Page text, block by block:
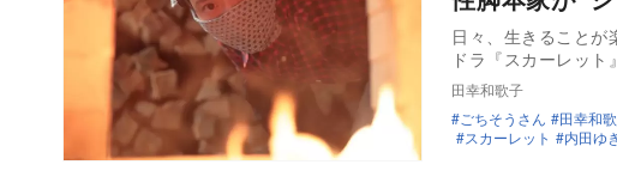
日々、生きること
ドラ『スカーレッ
田幸和歌子
ごちそうさん
田幸和
スカーレット
内田ゆ